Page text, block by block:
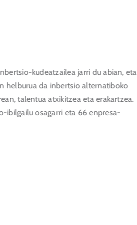
kudeatzailea jarri du abian, eta
helburua da inbertsio alternatiboko
talentua atxikitzea eta erakartzea.
ibilgailu osagarri eta 66 enpresa-